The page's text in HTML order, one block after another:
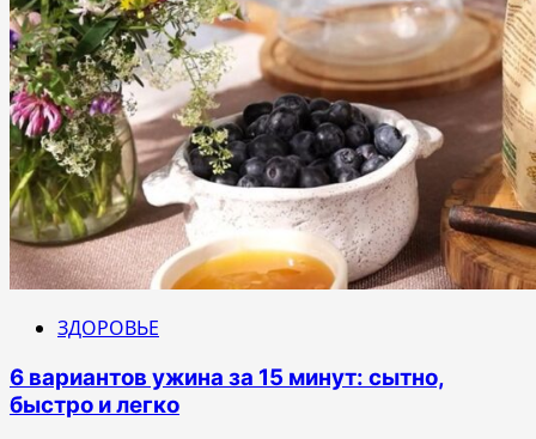
ЗДОРОВЬЕ
6 вариантов ужина за 15 минут: сытно,
быстро и легко